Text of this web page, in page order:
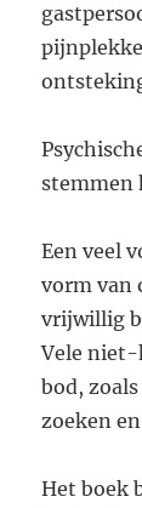
stemmen
Een veel
vorm van
vrijwillig
Vele niet-
bod,
zoeken
Het boek